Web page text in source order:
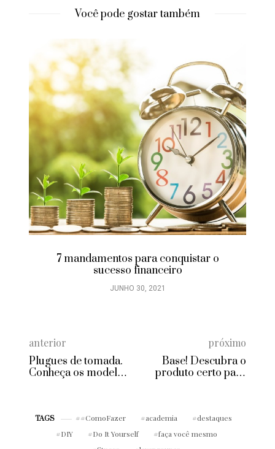
Você pode gostar também
7 mandamentos para conquistar o
sucesso financeiro
JUNHO 30, 2021
anterior
Plugues de tomada.
Conheça os modelos
próximo
Base! Descubra o
produto certo para
TAGS #ComoFazer academia
destaques
DIY
Do It Yourself
faça você mesmo